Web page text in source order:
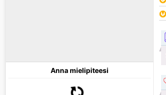
Anna mielipiteesi